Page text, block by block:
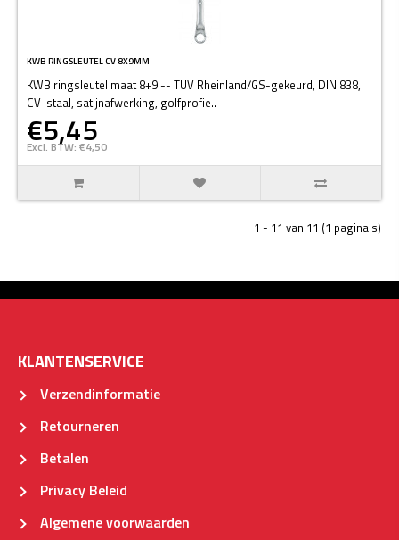
KWB RINGSLEUTEL CV 8X9MM
KWB ringsleutel maat 8+9 -- TÜV Rheinland/GS-gekeurd, DIN 838,
CV-staal, satijnafwerking, golfprofie..
€5,45
Excl. BTW: €4,50
1 - 11 van 11 (1 pagina's)
KLANTENSERVICE
Verzendinformatie
Retourneren
Betalen
Privacy Beleid
Algemene voorwaarden